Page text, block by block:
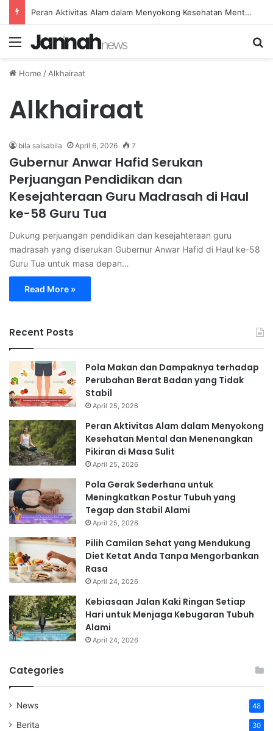
Peran Aktivitas Alam dalam Menyokong Kesehatan Mental dan Menenangkan Pikiran di Masa Sulit
Menu
Home / Alkhairaat
Alkhairaat
bila salsabila April 6, 2026 7
Gubernur Anwar Hafid Serukan
Perjuangan Pendidikan dan
Kesejahteraan Guru Madrasah di Haul
ke-58 Guru Tua
Dukung perjuangan pendidikan dan kesejahteraan guru
madrasah yang diserukan Gubernur Anwar Hafid di Haul ke-58
Guru Tua untuk masa depan…
Read More »
Recent Posts
Pola Makan dan Dampaknya terhadap
Perubahan Berat Badan yang Tidak
Stabil
April 25, 2026
Peran Aktivitas Alam dalam Menyokong
Kesehatan Mental dan Menenangkan
Pikiran di Masa Sulit
April 25, 2026
Pola Gerak Sederhana untuk
Meningkatkan Postur Tubuh yang
Tegap dan Stabil Alami
April 25, 2026
Pilih Camilan Sehat yang Mendukung
Diet Ketat Anda Tanpa Mengorbankan
Rasa
April 24, 2026
Kebiasaan Jalan Kaki Ringan Setiap
Hari untuk Menjaga Kebugaran Tubuh
Alami
April 24, 2026
Categories
News 48
Berita 30